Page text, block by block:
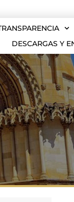
DESCARGAS Y